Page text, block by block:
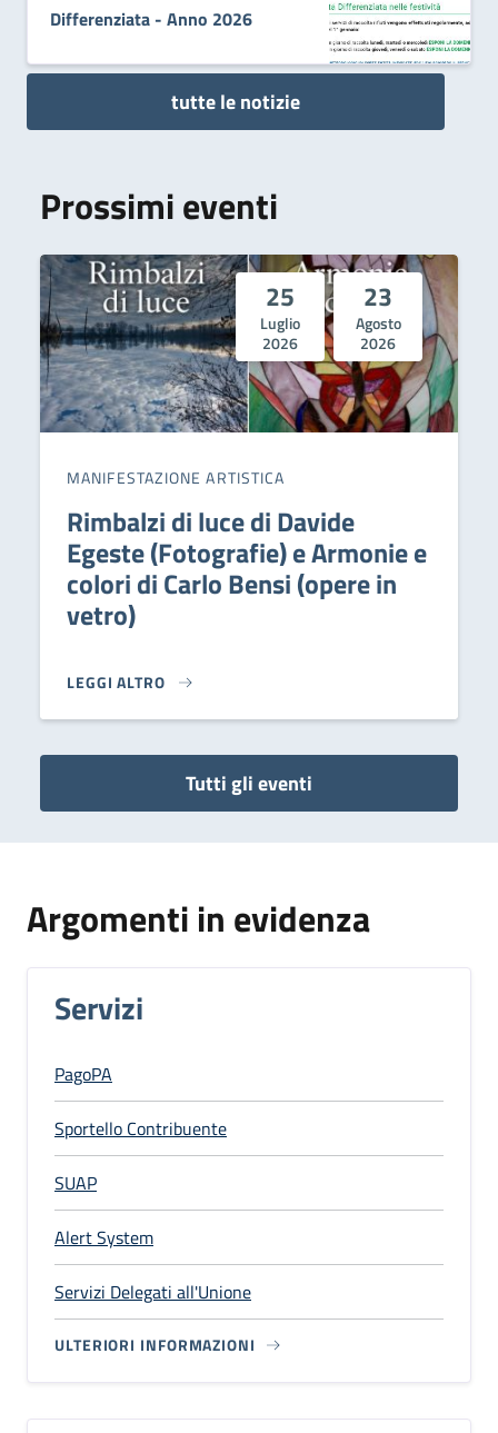
Differenziata - Anno 2026
tutte le notizie
Prossimi eventi
25
Luglio
2026
23
Agosto
2026
MANIFESTAZIONE ARTISTICA
Rimbalzi di luce di Davide
Egeste (Fotografie) e Armonie e
colori di Carlo Bensi (opere in
vetro)
LEGGI ALTRO
RIMBALZI DI LUCE DI DAVIDE EGESTE (FOTOGRAFIE) E
Tutti gli eventi
Argomenti in evidenza
Servizi
PagoPA
Sportello Contribuente
SUAP
Alert System
Servizi Delegati all'Unione
ULTERIORI INFORMAZIONI